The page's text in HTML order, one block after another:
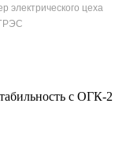
электрического цеха